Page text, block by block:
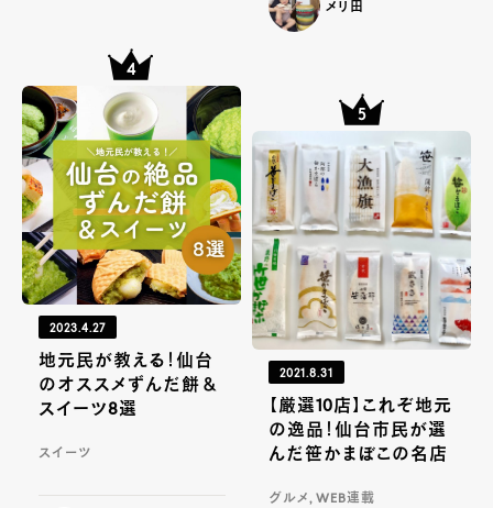
メリ田
2023.4.27
地元民が教える！仙台
のオススメずんだ餅＆
スイーツ8選
スイーツ
2021.8.31
【厳選10店】これぞ地元
の逸品！仙台市民が選
んだ笹かまぼこの名店
グルメ, WEB連載